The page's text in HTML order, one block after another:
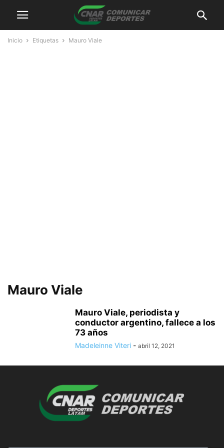
Inicio Etiquetas Mauro Viale
Mauro Viale
Mauro Viale, periodista y
conductor argentino, fallece a los
73 años
Madeleinne Viteri - abril 12, 2021